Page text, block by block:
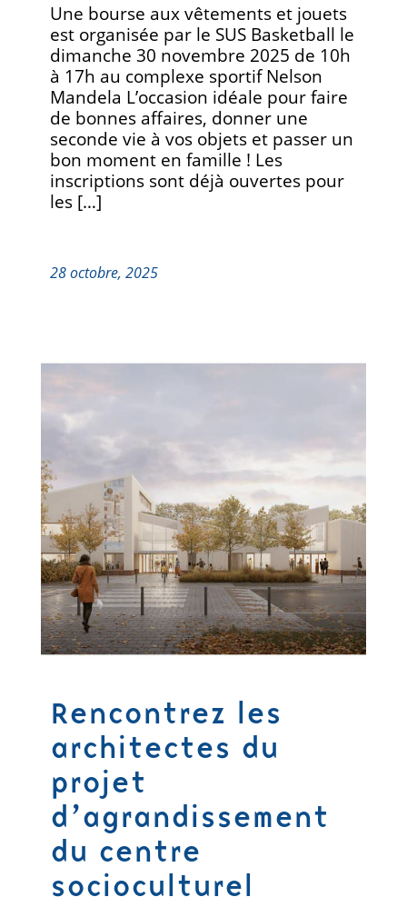
Une bourse aux vêtements et jouets
est organisée par le SUS Basketball le
dimanche 30 novembre 2025 de 10h
à 17h au complexe sportif Nelson
Mandela L’occasion idéale pour faire
de bonnes affaires, donner une
seconde vie à vos objets et passer un
bon moment en famille ! Les
inscriptions sont déjà ouvertes pour
les […]
28 octobre, 2025
Rencontrez les
architectes du
projet
d’agrandissement
du centre
socioculturel